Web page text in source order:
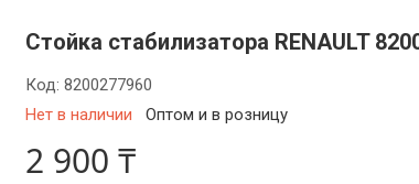
Стойка стабилизатора RENAULT
Нет в наличии Оптом и в розницу
Код:8200277960
2 900 ₸